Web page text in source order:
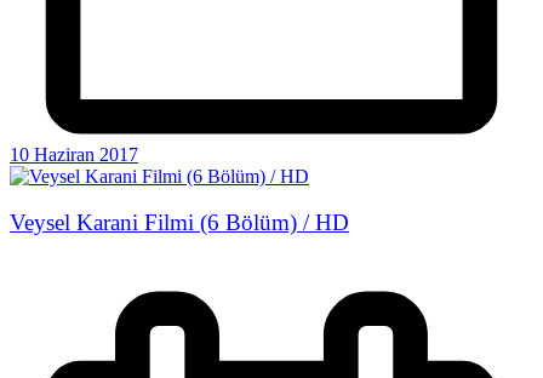
10 Haziran 2017
Veysel Karani Filmi (6 Bölüm) / HD